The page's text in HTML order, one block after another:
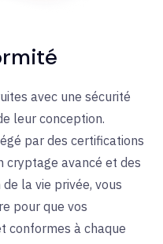
avec une sécurité
leur conception.
par des certifications
cryptage avancé et des
la vie privée, vous
pour que vos
conformes à chaque